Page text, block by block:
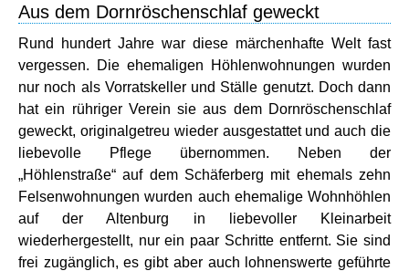
Aus dem Dornröschenschlaf geweckt
Rund hundert Jahre war diese märchenhafte Welt fast
vergessen. Die ehemaligen Höhlenwohnungen wurden
nur noch als Vorratskeller und Ställe genutzt. Doch dann
hat ein rühriger Verein sie aus dem Dornröschenschlaf
geweckt, originalgetreu wieder ausgestattet und auch die
liebevolle Pflege übernommen. Neben der
„Höhlenstraße“ auf dem Schäferberg mit ehemals zehn
Felsenwohnungen wurden auch ehemalige Wohnhöhlen
auf der Altenburg in liebevoller Kleinarbeit
wiederhergestellt, nur ein paar Schritte entfernt. Sie sind
frei zugänglich, es gibt aber auch lohnenswerte geführte